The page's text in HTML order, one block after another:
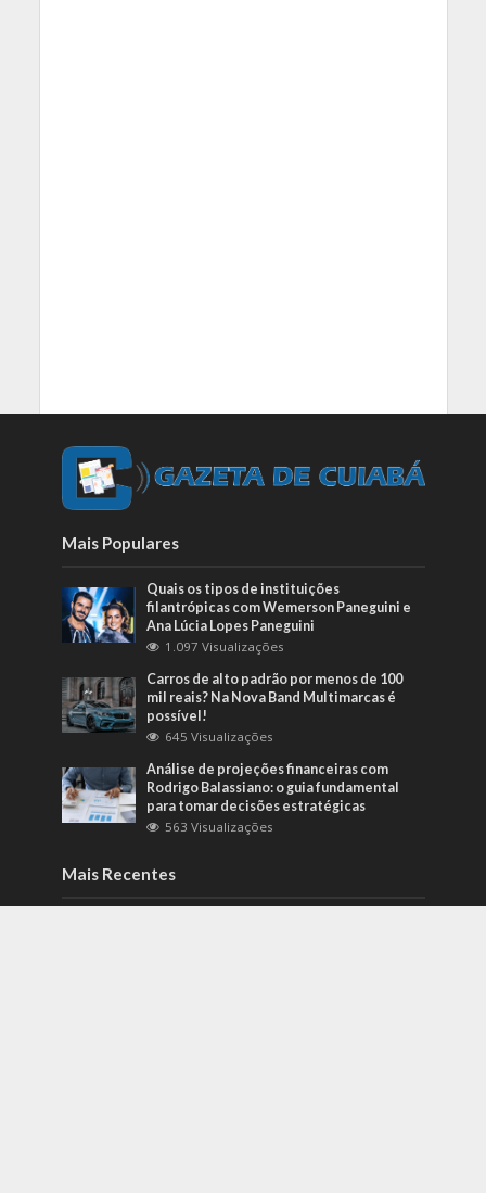
Mais Populares
Quais os tipos de instituições
filantrópicas com Wemerson Paneguini e
Ana Lúcia Lopes Paneguini
1.097 Visualizações
Carros de alto padrão por menos de 100
mil reais? Na Nova Band Multimarcas é
possível!
645 Visualizações
Análise de projeções financeiras com
Rodrigo Balassiano: o guia fundamental
para tomar decisões estratégicas
563 Visualizações
Mais Recentes